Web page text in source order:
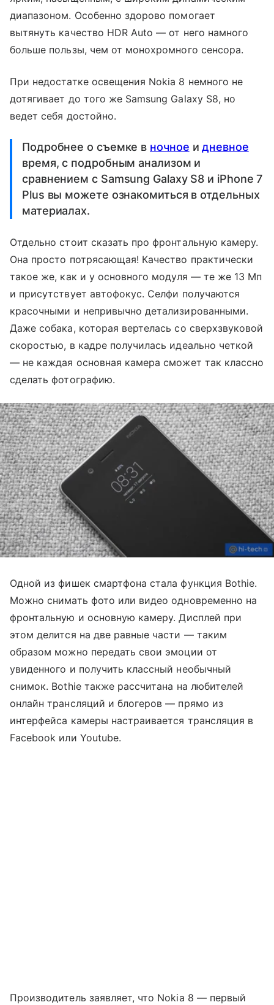
диапазоном. Особенно здорово помогает
вытянуть качество HDR Auto — от него намного
больше пользы, чем от монохромного сенсора.
При недостатке освещения Nokia 8 немного не
дотягивает до того же Samsung Galaxy S8, но
ведет себя достойно.
Подробнее о съемке в ночное идневное
время, с подробным анализом и
сравнением с Samsung Galaxy S8 и iPhone 7
Plus вы можете ознакомиться в отдельных
материалах.
Отдельно стоит сказать про фронтальную камеру.
Она просто потрясающая! Качество практически
такое же, как и у основного модуля — те же 13 Мп
и присутствует автофокус. Селфи получаются
красочными и непривычно детализированными.
Даже собака, которая вертелась со сверхзвуковой
скоростью, в кадре получилась идеально четкой
— не каждая основная камера сможет так классно
сделать фотографию.
Одной из фишек смартфона стала функция Bothie.
Можно снимать фото или видео одновременно на
фронтальную и основную камеру. Дисплей при
этом делится на две равные части — таким
образом можно передать свои эмоции от
увиденного и получить классный необычный
снимок. Bothie также рассчитана на любителей
онлайн трансляций и блогеров — прямо из
интерфейса камеры настраивается трансляция в
Facebook или Youtube.
Производитель заявляет, что Nokia 8 — первый